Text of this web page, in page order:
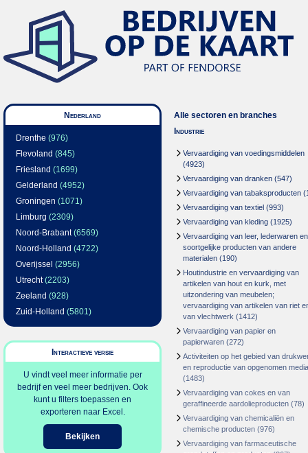
Nederland
Drenthe (976)
Flevoland (845)
Friesland (1699)
Gelderland (4952)
Groningen (1071)
Limburg (2309)
Noord-Brabant(6569)
Noord-Holland (4722)
Overijssel (2956)
Utrecht(2203)
Zeeland (928)
Zuid-Holland (5801)
Interactieve versie
U vindt veel meer informatie per
bedrijf en veel meer bedrijven. Ook
kunt u filters toepassen en
exporteren naar Excel.
Bekijken
Alle sectoren en branches
Industrie
Vervaardiging van voedingsmiddelen
(4923)
Vervaardiging van dranken (547)
Vervaardiging van tabaksproducten
Vervaardiging van textiel (993)
Vervaardiging van kleding (1925)
Vervaardiging van leer, lederwaren en
soortgelijke producten van andere
materialen (190)
Houtindustrie en vervaardiging van
artikelen van hout en kurk, met
uitzondering van meubelen;
vervaardiging van artikelen van riet
van vlechtwerk (1412)
Vervaardiging van papier en
papierwaren (272)
Activiteiten op het gebied van
en reproductie van opgenomen media
(1483)
Vervaardiging van cokes en van
geraffineerde aardolieproducten (78)
Vervaardiging van chemicaliën en
chemische producten (976)
Vervaardiging van farmaceutische